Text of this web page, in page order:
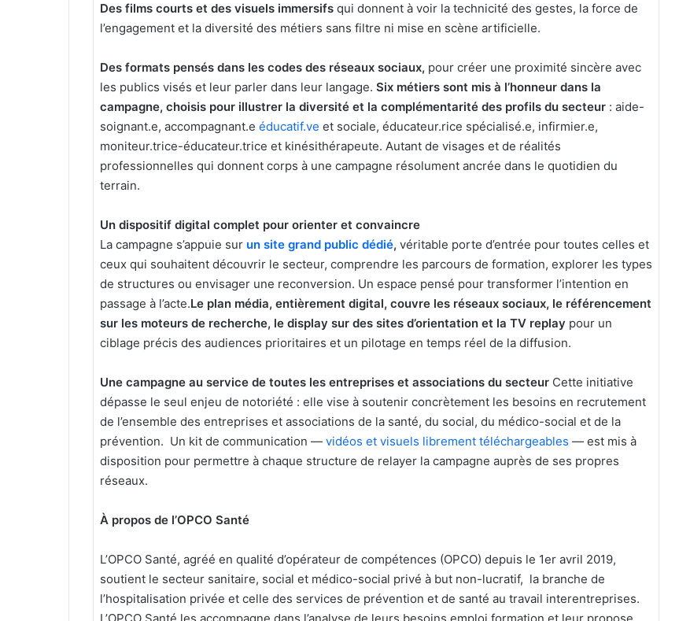
Des films courts et des visuels immersifsqui donnent à voir la technicité des gestes, la force de
l’engagement et la diversité des métiers sans filtre ni mise en scène artificielle.
Des formats pensés dans les codes des réseaux sociaux, pour créer une proximité sincère avec
les publics visés et leur parler dans leur langage. Six métiers sont mis à l’honneur dans la
campagne, choisis pour illustrer la diversité et la complémentarité des profils du secteur: aide-
soignant.e, accompagnant.e éducatif.ve et sociale, éducateur.rice spécialisé.e, infirmier.e,
moniteur.trice-éducateur.trice et kinésithérapeute. Autant de visages et de réalités
professionnelles qui donnent corps à une campagne résolument ancrée dans le quotidien du
terrain.
Un dispositif digital complet pour orienter et convaincre
La campagne s’appuie sur un site grand public dédié, véritable porte d’entrée pour toutes celles et
ceux qui souhaitent découvrir le secteur, comprendre les parcours de formation, explorer les types
de structures ou envisager une reconversion. Un espace pensé pour transformer l’intention en
passage à l’acte.Le plan média, entièrement digital, couvre les réseaux sociaux, le référencement
sur les moteurs de recherche, le display sur des sites d’orientation et la TV replay pour un
ciblage précis des audiences prioritaires et un pilotage en temps réel de la diffusion.
Une campagne au service de toutes les entreprises et associations du secteurCette initiative
dépasse le seul enjeu de notoriété : elle vise à soutenir concrètement les besoins en recrutement
de l’ensemble des entreprises et associations de la santé, du social, du médico-social et de la
prévention. Un kit de communication — vidéos et visuels librement téléchargeables — est mis à
disposition pour permettre à chaque structure de relayer la campagne auprès de ses propres
réseaux.
À propos de l’OPCO Santé
L’OPCO Santé, agréé en qualité d’opérateur de compétences (OPCO) depuis le 1er avril 2019,
soutient le secteur sanitaire, social et médico-social privé à but non-lucratif, la branche de
l’hospitalisation privée et celle des services de prévention et de santé au travail interentreprises.